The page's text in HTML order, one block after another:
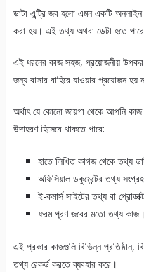
ডাটা এন্ট্রি জব হলো এমন একটি
করা হয়। এই তথ্য অথবা ডেটা হতে
এই ধরনের কাজ সহজ, প্রয়োজনীয়
জন্য বাসার বাহিরে যাওয়ার প্রয়োজন হয়
অর্থাৎ যে কোনো জায়গা থেকে আপনি
উদাহরণ হিসেবে থাকতে পারে:
হাতে লিখিত কাগজ থেকে তথ্য
অফিসিয়াল ডকুমেন্টের তথ্য
ই-কমার্স সাইটের তথ্য বা
ফরম পূরণ জবের মতো তথ্য কাজ।
এই প্রকার কাজগুলি বিভিন্ন প্রতিষ্ঠান,
তথ্য রেকর্ড করতে ব্যবহার করে।